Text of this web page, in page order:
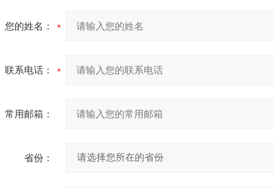
您的姓名：
联系电话：
常用邮箱：
省份：